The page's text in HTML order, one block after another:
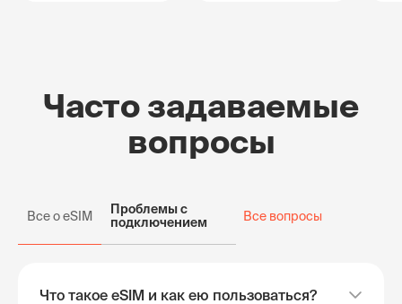
Часто задаваемые
вопросы
Все о eSIM
Проблемы с
подключением
Все вопросы
Что такое eSIM и как ею пользоваться?